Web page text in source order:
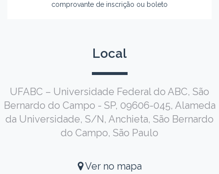
comprovante de inscrição ou boleto
Local
UFABC – Universidade Federal do ABC, São
Bernardo do Campo - SP, 09606-045, Alameda
da Universidade, S/N, Anchieta, São Bernardo
do Campo, São Paulo
Ver no mapa